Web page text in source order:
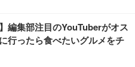
編集部注目のYouTuberがオス
行ったら食べたいグルメをチ